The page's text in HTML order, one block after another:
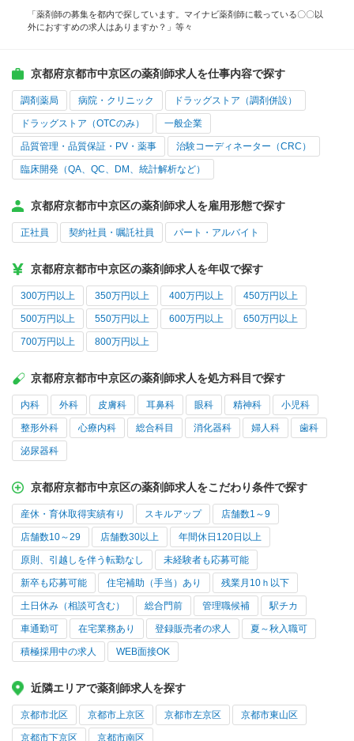
「薬剤師の募集を都内で探しています。マイナビ薬剤師に載っている〇〇以
外におすすめの求人はありますか？」等々
京都府京都市中京区の薬剤師求人を仕事内容で探す
調剤薬局 病院・クリニック ドラッグストア（調剤併設）
ドラッグストア（OTCのみ） 一般企業
品質管理・品質保証・PV・薬事 治験コーディネーター（CRC）
臨床開発（QA、QC、DM、統計解析など）
京都府京都市中京区の薬剤師求人を雇用形態で探す
正社員 契約社員・嘱託社員 パート・アルバイト
京都府京都市中京区の薬剤師求人を年収で探す
300万円以上 350万円以上 400万円以上 450万円以上
500万円以上 550万円以上 600万円以上 650万円以上
700万円以上 800万円以上
京都府京都市中京区の薬剤師求人を処方科目で探す
内科 外科 皮膚科 耳鼻科 眼科 精神科 小児科
整形外科 心療内科 総合科目 消化器科 婦人科 歯科
泌尿器科
京都府京都市中京区の薬剤師求人をこだわり条件で探す
産休・育休取得実績有り スキルアップ 店舗数1～9
店舗数10～29 店舗数30以上 年間休日120日以上
原則、引越しを伴う転勤なし 未経験者も応募可能
新卒も応募可能 住宅補助（手当）あり 残業月10ｈ以下
土日休み（相談可含む） 総合門前 管理職候補 駅チカ
車通勤可 在宅業務あり 登録販売者の求人 夏～秋入職可
積極採用中の求人 WEB面接OK
近隣エリアで薬剤師求人を探す
京都市北区 京都市上京区 京都市左京区 京都市東山区
京都市下京区 京都市南区